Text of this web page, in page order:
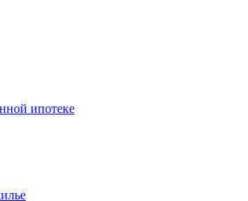
ипотеке